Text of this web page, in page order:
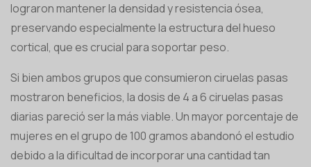
lograron mantener la densidad y resistencia ósea,
preservando especialmente la estructura del hueso
cortical, que es crucial para soportar peso.
Si bien ambos grupos que consumieron ciruelas pasas
mostraron beneficios, la dosis de 4 a 6 ciruelas pasas
diarias pareció ser la más viable. Un mayor porcentaje de
mujeres en el grupo de 100 gramos abandonó el estudio
debido a la dificultad de incorporar una cantidad tan